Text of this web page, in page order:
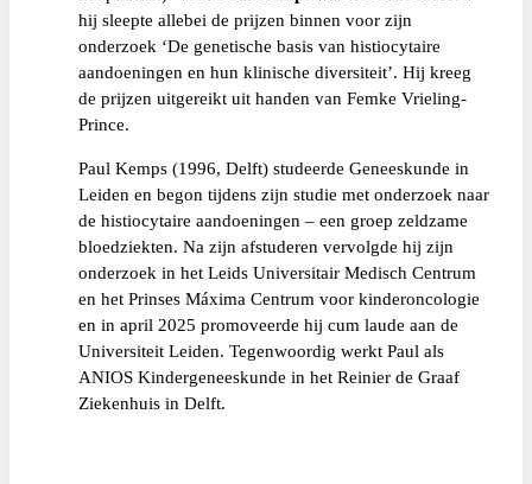
hij sleepte allebei de prijzen binnen voor zijn
onderzoek ‘De genetische basis van histiocytaire
aandoeningen en hun klinische diversiteit’. Hij kreeg
de prijzen uitgereikt uit handen van Femke Vrieling-
Prince.
Paul Kemps (1996, Delft) studeerde Geneeskunde in
Leiden en begon tijdens zijn studie met onderzoek naar
de histiocytaire aandoeningen – een groep zeldzame
bloedziekten. Na zijn afstuderen vervolgde hij zijn
onderzoek in het Leids Universitair Medisch Centrum
en het Prinses Máxima Centrum voor kinderoncologie
en in april 2025 promoveerde hij cum laude aan de
Universiteit Leiden. Tegenwoordig werkt Paul als
ANIOS Kindergeneeskunde in het Reinier de Graaf
Ziekenhuis in Delft.